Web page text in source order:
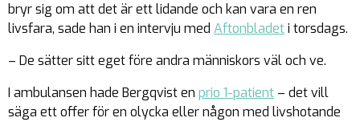
bryr sig om att det är ett lidande och kan vara en ren
livsfara, sade han i en intervju med Aftonbladeti torsdags.
– De sätter sitt eget före andra människors väl och ve.
I ambulansen hade Bergqvist en prio 1-patient – det vill
säga ett offer för en olycka eller någon med livshotande